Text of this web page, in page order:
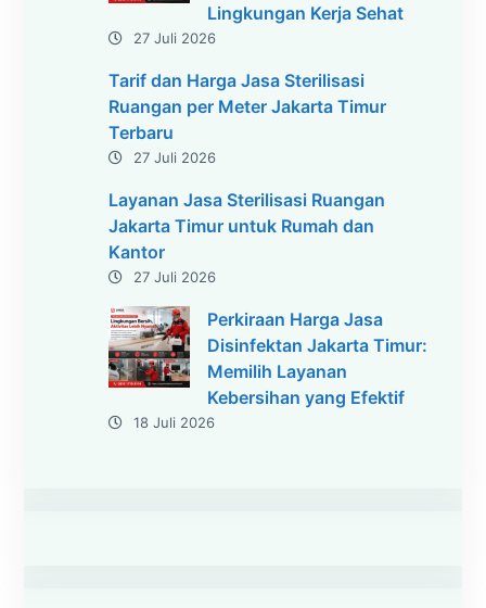
Lingkungan Kerja Sehat
27 Juli 2026
Tarif dan Harga Jasa Sterilisasi
Ruangan per Meter Jakarta Timur
Terbaru
27 Juli 2026
Layanan Jasa Sterilisasi Ruangan
Jakarta Timur untuk Rumah dan
Kantor
27 Juli 2026
Perkiraan Harga Jasa
Disinfektan Jakarta Timur:
Memilih Layanan
Kebersihan yang Efektif
18 Juli 2026